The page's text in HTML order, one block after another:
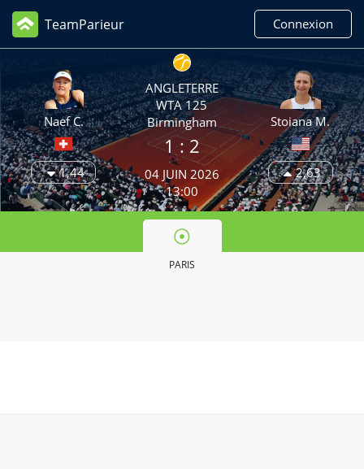
TeamParieur Connexion
Naef C.
1,44
ANGLETERRE
WTA 125
Birmingham
1 :2
04 JUIN 2026
13:00
Stoiana M.
2,63
PARIS